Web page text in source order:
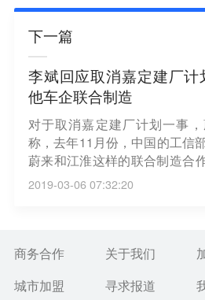
下一篇
李斌回应取消嘉定建厂
他车企联合制造
对于取消嘉定建厂计划一事
称，去年11月份，中国的工信
蔚来和江淮这样的联合制造合
讲，成为中国主管的政府部门
说，蔚来将坚决以制造合作的
生产。当然，目前蔚来只有跟
2019-03-06 07:32:20
商务合作 关于我们
城市加盟
寻求报道